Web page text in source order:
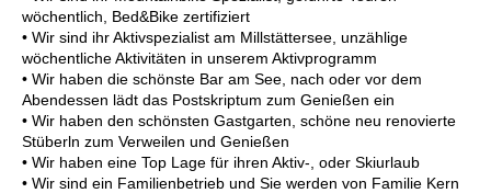
wöchentlich, Bed&Bike zertifiziert
• Wir sind ihr Aktivspezialist am Millstättersee, unzählige
wöchentliche Aktivitäten in unserem Aktivprogramm
• Wir haben die schönste Bar am See, nach oder vor dem
Abendessen lädt das Postskriptum zum Genießen ein
• Wir haben den schönsten Gastgarten, schöne neu renovierte
Stüberln zum Verweilen und Genießen
• Wir haben eine Top Lage für ihren Aktiv-, oder Skiurlaub
• Wir sind ein Familienbetrieb und Sie werden von Familie Kern